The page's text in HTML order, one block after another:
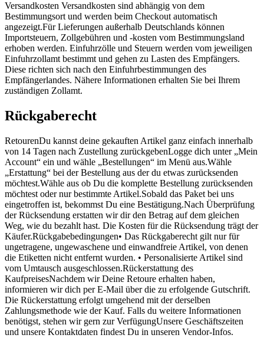
Versandkosten Versandkosten sind abhängig von dem
Bestimmungsort und werden beim Checkout automatisch
angezeigt.Für Lieferungen außerhalb Deutschlands können
Importsteuern, Zollgebühren und -kosten vom Bestimmungsland
erhoben werden. Einfuhrzölle und Steuern werden vom jeweiligen
Einfuhrzollamt bestimmt und gehen zu Lasten des Empfängers.
Diese richten sich nach den Einfuhrbestimmungen des
Empfängerlandes. Nähere Informationen erhalten Sie bei Ihrem
zuständigen Zollamt.
Rückgaberecht
RetourenDu kannst deine gekauften Artikel ganz einfach innerhalb
von 14 Tagen nach Zustellung zurückgebenLogge dich unter „Mein
Account“ ein und wähle „Bestellungen“ im Menü aus.Wähle
„Erstattung“ bei der Bestellung aus der du etwas zurücksenden
möchtest.Wähle aus ob Du die komplette Bestellung zurücksenden
möchtest oder nur bestimmte Artikel.Sobald das Paket bei uns
eingetroffen ist, bekommst Du eine Bestätigung.Nach Überprüfung
der Rücksendung erstatten wir dir den Betrag auf dem gleichen
Weg, wie du bezahlt hast. Die Kosten für die Rücksendung trägt der
Käufer.Rückgabebedingungen• Das Rückgaberecht gilt nur für
ungetragene, ungewaschene und einwandfreie Artikel, von denen
die Etiketten nicht entfernt wurden. • Personalisierte Artikel sind
vom Umtausch ausgeschlossen.Rückerstattung des
KaufpreisesNachdem wir Deine Retoure erhalten haben,
informieren wir dich per E-Mail über die zu erfolgende Gutschrift.
Die Rückerstattung erfolgt umgehend mit der derselben
Zahlungsmethode wie der Kauf. Falls du weitere Informationen
benötigst, stehen wir gern zur VerfügungUnsere Geschäftszeiten
und unsere Kontaktdaten findest Du in unseren Vendor-Infos.